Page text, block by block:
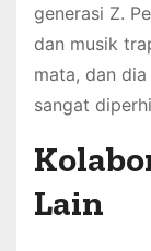
generasi Z.
dan musik
mata, dan
sangat
Lain